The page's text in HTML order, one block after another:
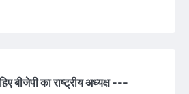
बीजेपी का राष्ट्रीय अध्यक्ष ---